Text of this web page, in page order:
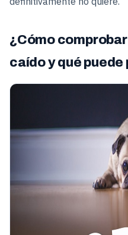
¿Cómo
caído y qué